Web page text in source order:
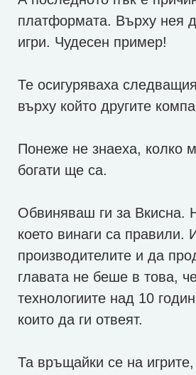
платформата. Върху нея
игри. Чудесен пример!
Те осигуряваха
върху който другите
Понеже не знаеха, колко
богати ще са.
Обвиняваш ги за Вкисна.
което винаги са
производителите и да
главата не беше в това,
технологиите над 10
които да ги отвеят.
Та връщайки се на